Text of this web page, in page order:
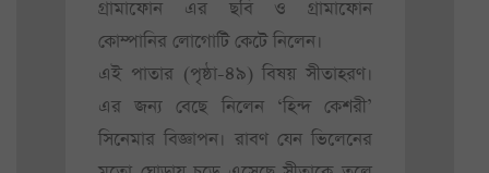
গ্রামাফোন এর ছবি ও গ্রামাফোন
কোম্পানির লোগোটি কেটে নিলেন।
এই পাতার (পৃষ্ঠা-৪৯) বিষয় সীতাহরণ।
এর জন্য বেছে নিলেন ‘হিন্দ কেশরী’
সিনেমার বিজ্ঞাপন। রাবণ যেন ভিলেনের